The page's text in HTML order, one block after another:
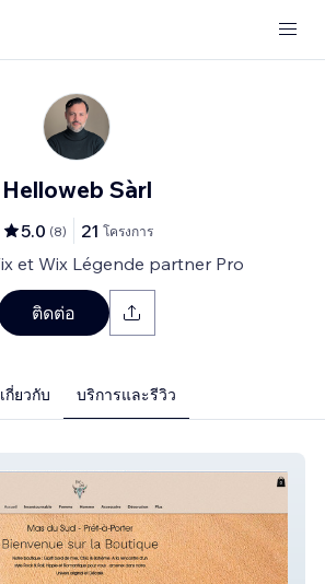
Helloweb Sàrl
5.0 (8) 21 โครงการ
Support Wix et Wix Légende partner Pro
ติดต่อ
เกี่ยวกับ บริการและรีวิว